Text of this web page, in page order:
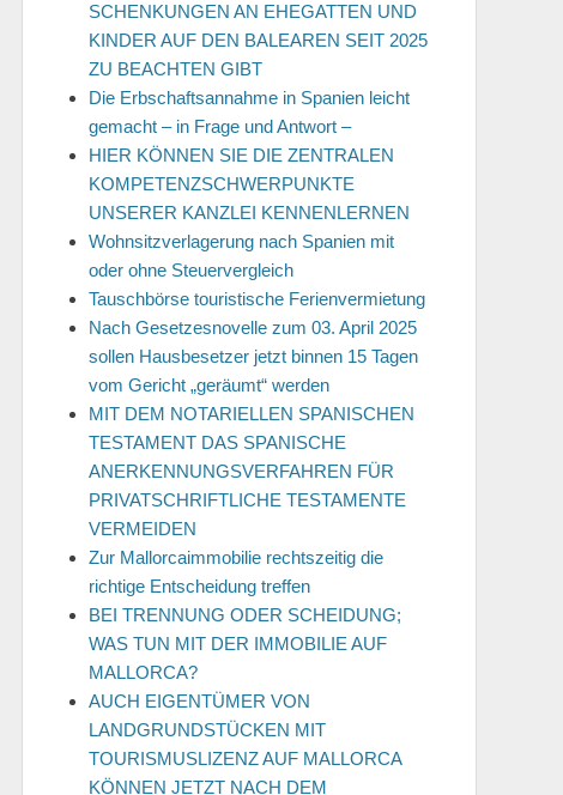
SCHENKUNGEN AN EHEGATTEN UND
KINDER AUF DEN BALEAREN SEIT 2025
ZU BEACHTEN GIBT
Die Erbschaftsannahme in Spanien leicht
gemacht – in Frage und Antwort –
HIER KÖNNEN SIE DIE ZENTRALEN
KOMPETENZSCHWERPUNKTE
UNSERER KANZLEI KENNENLERNEN
Wohnsitzverlagerung nach Spanien mit
oder ohne Steuervergleich
Tauschbörse touristische Ferienvermietung
Nach Gesetzesnovelle zum 03. April 2025
sollen Hausbesetzer jetzt binnen 15 Tagen
vom Gericht „geräumt“ werden
MIT DEM NOTARIELLEN SPANISCHEN
TESTAMENT DAS SPANISCHE
ANERKENNUNGSVERFAHREN FÜR
PRIVATSCHRIFTLICHE TESTAMENTE
VERMEIDEN
Zur Mallorcaimmobilie rechtszeitig die
richtige Entscheidung treffen
BEI TRENNUNG ODER SCHEIDUNG;
WAS TUN MIT DER IMMOBILIE AUF
MALLORCA?
AUCH EIGENTÜMER VON
LANDGRUNDSTÜCKEN MIT
TOURISMUSLIZENZ AUF MALLORCA
KÖNNEN JETZT NACH DEM